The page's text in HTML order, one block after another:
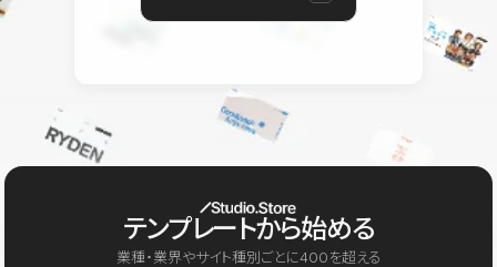
テンプレートから始める
業種・業界やサイト種別ごとに400を超える